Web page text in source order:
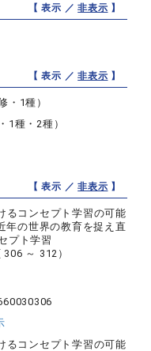
【 表示 ／非表示 】
【 表示 ／非表示 】
・1種）
1種・2種）
【 表示 ／非表示 】
るコンセプト学習の可能
の世界の教育を捉え直
プト学習
～ 312）
るコンセプト学習の可能